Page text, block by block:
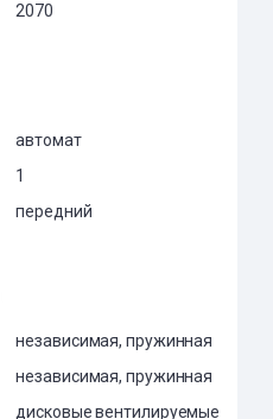
2070
автомат
1
передний
независимая, пружинная
независимая, пружинная
дисковые вентилируемые